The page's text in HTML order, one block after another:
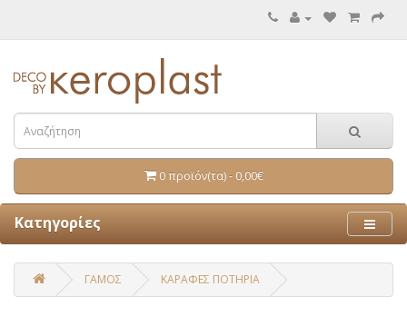
0 προϊόν(τα) - 0,00€
Κατηγορίες
ΓΑΜΟΣ ΚΑΡΑΦΕΣ ΠΟΤΗΡΙΑ